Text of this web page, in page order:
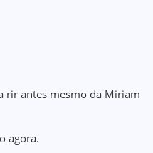
rir antes mesmo da Miriam
agora.